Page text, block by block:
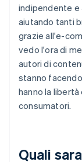
indipendente e
aiutando tanti
grazie all'e-
vedo l'ora di
autori di
stanno
hanno la
consumatori.
Quali